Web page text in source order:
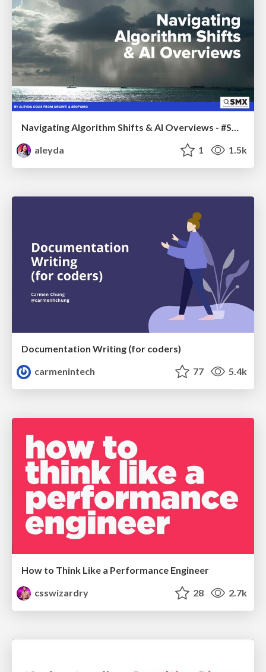
aleyda
1 1.5k
Documentation Writing (for coders)
carmenintech
77 5.4k
How to Think Like a Performance Engineer
csswizardry
28 2.7k